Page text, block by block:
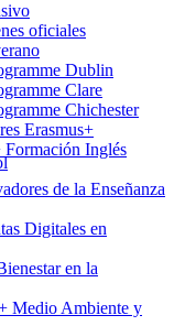
oficiales
Dublin
Clare
Chichester
Erasmus+
Formación Inglés
de la Enseñanza
Digitales en
en la
Medio Ambiente y